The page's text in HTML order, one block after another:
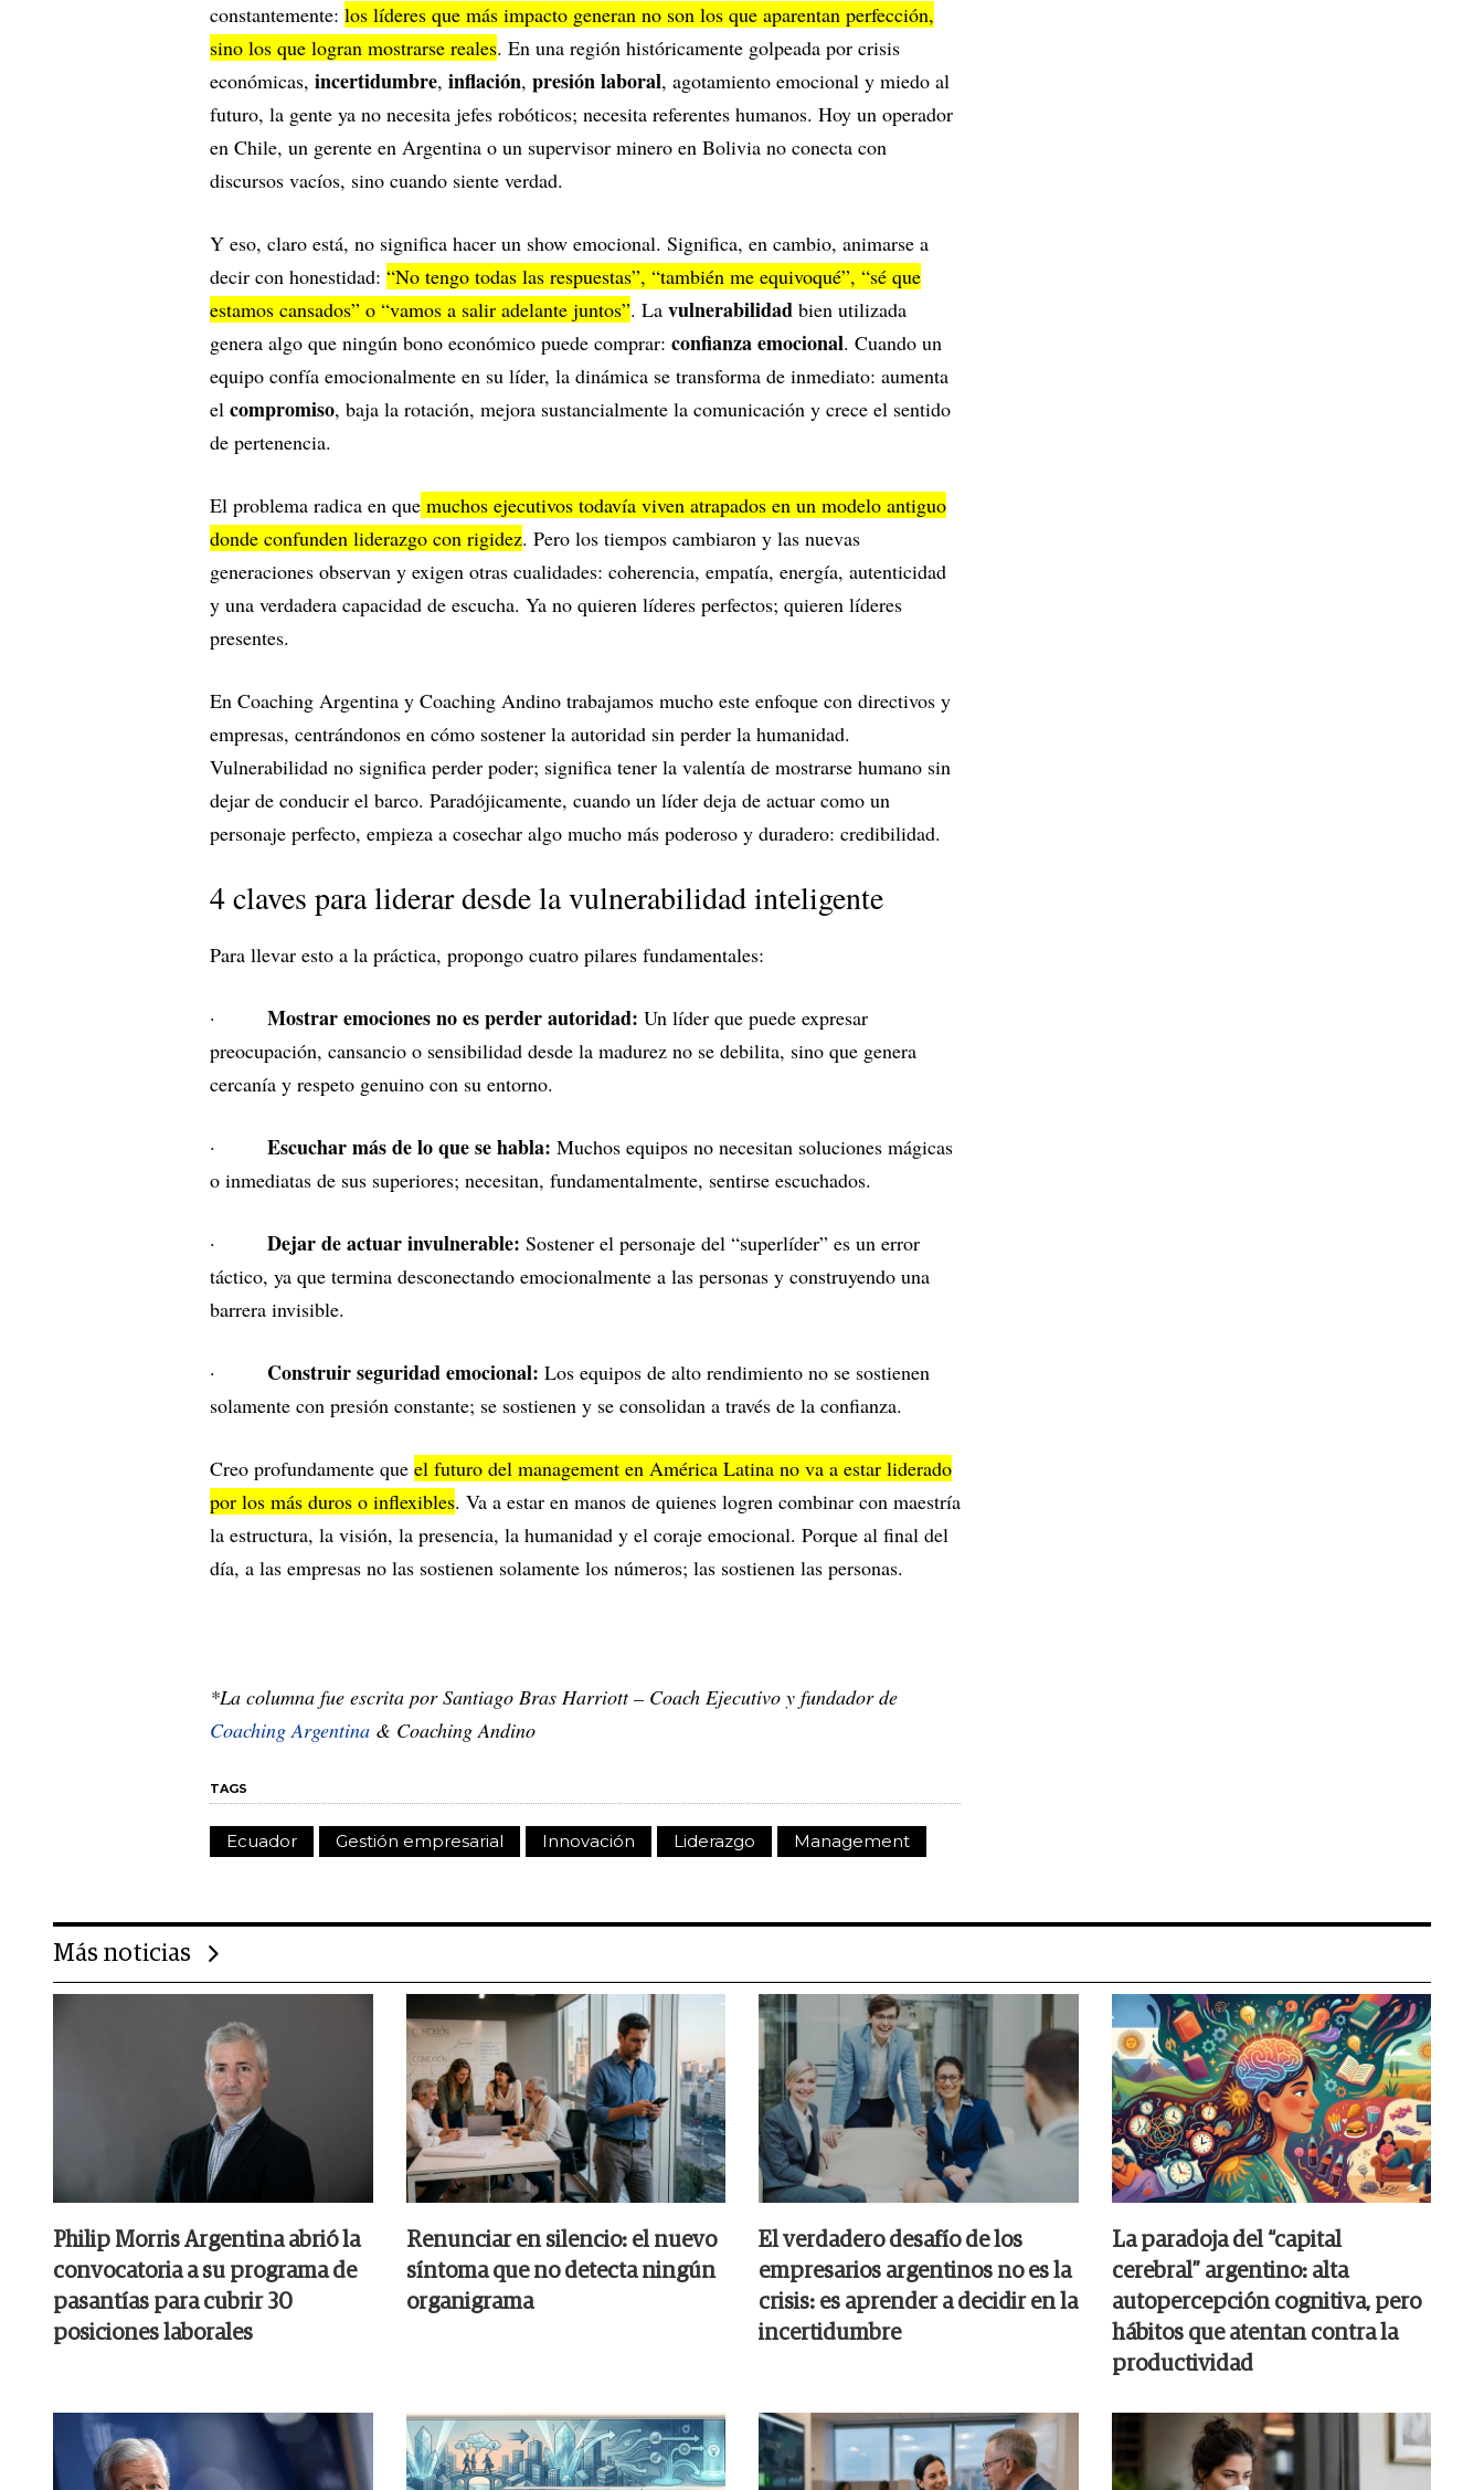
constantemente: los líderes que más impacto generan no son los que aparentan perfección,
sino los que logran mostrarse reales. En una región históricamente golpeada por crisis
económicas, incertidumbre, inflación, presión laboral, agotamiento emocional y miedo al
futuro, la gente ya no necesita jefes robóticos; necesita referentes humanos. Hoy un operador
en Chile, un gerente en Argentina o un supervisor minero en Bolivia no conecta con
discursos vacíos, sino cuando siente verdad.
Y eso, claro está, no significa hacer un show emocional. Significa, en cambio, animarse a
decir con honestidad: “No tengo todas las respuestas”, “también me equivoqué”, “sé que
estamos cansados” o “vamos a salir adelante juntos”. La vulnerabilidad bien utilizada
genera algo que ningún bono económico puede comprar: confianza emocional. Cuando un
equipo confía emocionalmente en su líder, la dinámica se transforma de inmediato: aumenta
el compromiso, baja la rotación, mejora sustancialmente la comunicación y crece el sentido
de pertenencia.
El problema radica en que muchos ejecutivos todavía viven atrapados en un modelo antiguo
donde confunden liderazgo con rigidez. Pero los tiempos cambiaron y las nuevas
generaciones observan y exigen otras cualidades: coherencia, empatía, energía, autenticidad
y una verdadera capacidad de escucha. Ya no quieren líderes perfectos; quieren líderes
presentes.
En Coaching Argentina y Coaching Andino trabajamos mucho este enfoque con directivos y
empresas, centrándonos en cómo sostener la autoridad sin perder la humanidad.
Vulnerabilidad no significa perder poder; significa tener la valentía de mostrarse humano sin
dejar de conducir el barco. Paradójicamente, cuando un líder deja de actuar como un
personaje perfecto, empieza a cosechar algo mucho más poderoso y duradero: credibilidad.
4 claves para liderar desde la vulnerabilidad inteligente
Para llevar esto a la práctica, propongo cuatro pilares fundamentales:
· Mostrar emociones no es perder autoridad: Un líder que puede expresar
preocupación, cansancio o sensibilidad desde la madurez no se debilita, sino que genera
cercanía y respeto genuino con su entorno.
· Escuchar más de lo que se habla: Muchos equipos no necesitan soluciones mágicas
o inmediatas de sus superiores; necesitan, fundamentalmente, sentirse escuchados.
· Dejar de actuar invulnerable: Sostener el personaje del “superlíder” es un error
táctico, ya que termina desconectando emocionalmente a las personas y construyendo una
barrera invisible.
· Construir seguridad emocional: Los equipos de alto rendimiento no se sostienen
solamente con presión constante; se sostienen y se consolidan a través de la confianza.
Creo profundamente que el futuro del management en América Latina no va a estar liderado
por los más duros o inflexibles. Va a estar en manos de quienes logren combinar con maestría
la estructura, la visión, la presencia, la humanidad y el coraje emocional. Porque al final del
día, a las empresas no las sostienen solamente los números; las sostienen las personas.
*La columna fue escrita por Santiago Bras Harriott – Coach Ejecutivo y fundador de
Coaching Argentina & Coaching Andino
TAGS
Ecuador Gestión empresarial Innovación Liderazgo Management
Más noticias
Philip Morris Argentina abrió la
convocatoria a su programa de
pasantías para cubrir 30
posiciones laborales
Renunciar en silencio: el nuevo
síntoma que no detecta ningún
organigrama
El verdadero desafío de los
empresarios argentinos no es la
crisis: es aprender a decidir en la
incertidumbre
La paradoja del “capital
cerebral” argentino: alta
autopercepción cognitiva, pero
hábitos que atentan contra la
productividad